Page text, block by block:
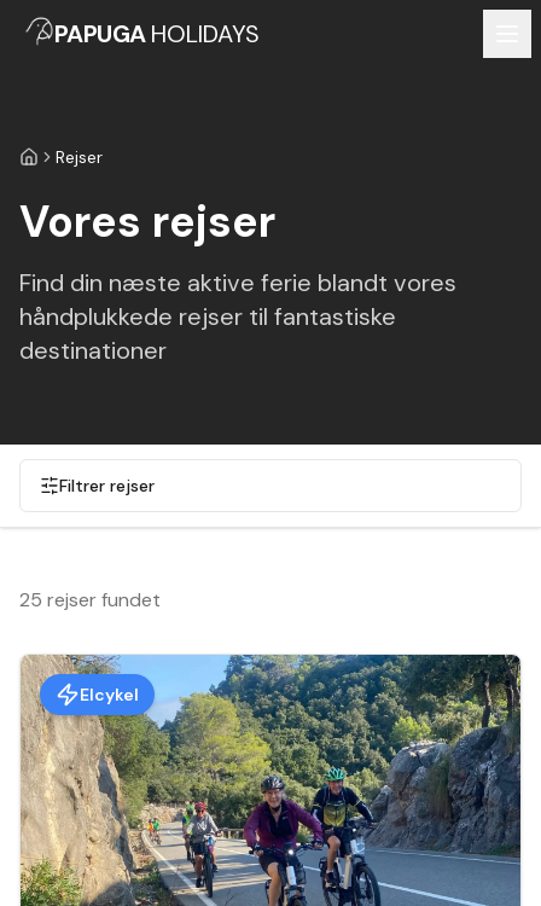
PAPUGAHOLIDAYS
ForsideRejser
Vores rejser
Find din næste aktive ferie blandt vores
håndplukkede rejser til fantastiske
destinationer
Filtrer rejser
25 rejser fundet
Elcykel